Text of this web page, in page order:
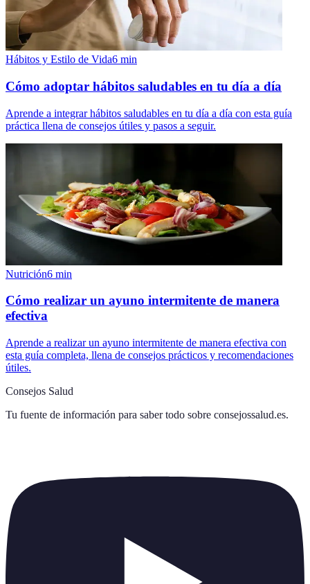
Hábitos y Estilo de Vida6 min
Cómo adoptar hábitos saludables en tu día a día
Aprende a integrar hábitos saludables en tu día a día con esta guía
práctica llena de consejos útiles y pasos a seguir.
Nutrición6 min
Cómo realizar un ayuno intermitente de manera
efectiva
Aprende a realizar un ayuno intermitente de manera efectiva con
esta guía completa, llena de consejos prácticos y recomendaciones
útiles.
Consejos Salud
Tu fuente de información para saber todo sobre consejossalud.es.